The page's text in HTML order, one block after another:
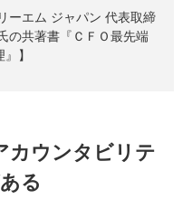
ーエム ジャパン 代表取締
の共著書『ＣＦＯ最先端
】
カウンタビリテ
る